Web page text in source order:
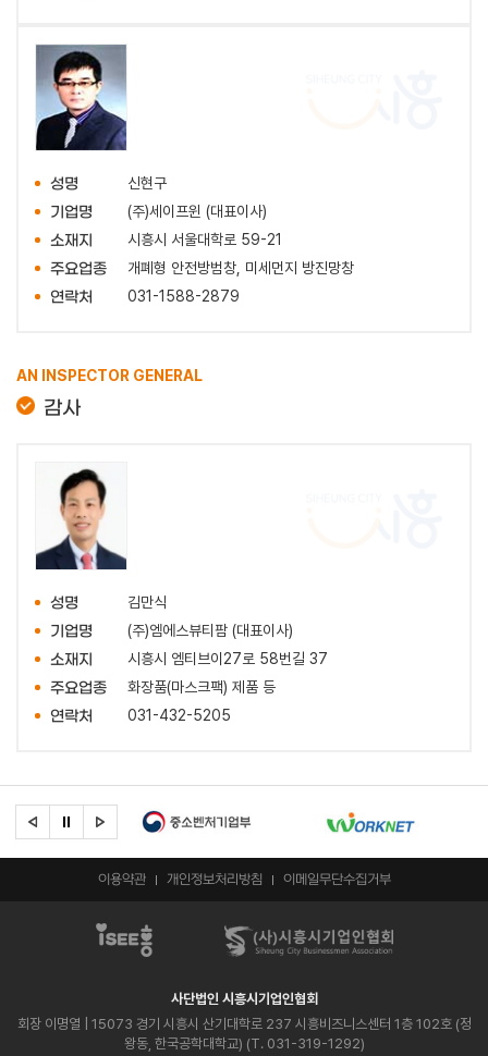
성명 신현구
기업명 (주)세이프윈 (대표이사)
소재지 시흥시 서울대학로 59-21
주요업종 개폐형 안전방범창, 미세먼지 방진망창
연락처 031-1588-2879
AN INSPECTOR GENERAL
감사
성명 김만식
기업명 (주)엠에스뷰티팜 (대표이사)
소재지 시흥시 엠티브이27로 58번길 37
주요업종 화장품(마스크팩) 제품 등
연락처 031-432-5205
이용약관 개인정보처리방침 이메일무단수집거부
사단법인 시흥시기업인협회
회장 이명열 | 15073 경기 시흥시 산기대학로 237 시흥비즈니스센터 1층 102호 (정
왕동, 한국공학대학교) (T. 031-319-1292)